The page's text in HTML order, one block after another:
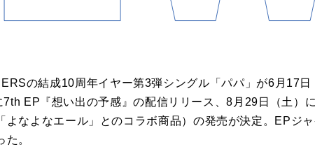
の結成10周年イヤー第3弾シングル「パパ」が6月17日
EP『想い出の予感』の配信リリース、8月29日（土）
よなよなエール」とのコラボ商品）の発売が決定。EPジ
。